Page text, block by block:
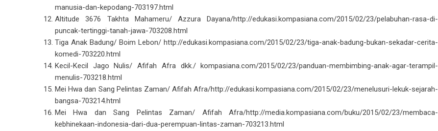
manusia-dan-kepodang-703197.html
Altitude 3676 Takhta Mahameru/ Azzura Dayana/http://edukasi.kompasiana.com/2015/02/23/pelabuhan-rasa-di-
puncak-tertinggi-tanah-jawa-703208.html
Tiga Anak Badung/ Boim Lebon/ http://edukasi.kompasiana.com/2015/02/23/tiga-anak-badung-bukan-sekadar-cerita-
komedi-703220.html
Kecil-Kecil Jago Nulis/ Afifah Afra dkk./ kompasiana.com/2015/02/23/panduan-membimbing-anak-agar-terampil-
menulis-703218.html
Mei Hwa dan Sang Pelintas Zaman/ Afifah Afra/http://edukasi.kompasiana.com/2015/02/23/menelusuri-lekuk-sejarah-
bangsa-703214.html
Mei Hwa dan Sang Pelintas Zaman/ Afifah Afra/http://media.kompasiana.com/buku/2015/02/23/membaca-
kebhinekaan-indonesia-dari-dua-perempuan-lintas-zaman-703213.html